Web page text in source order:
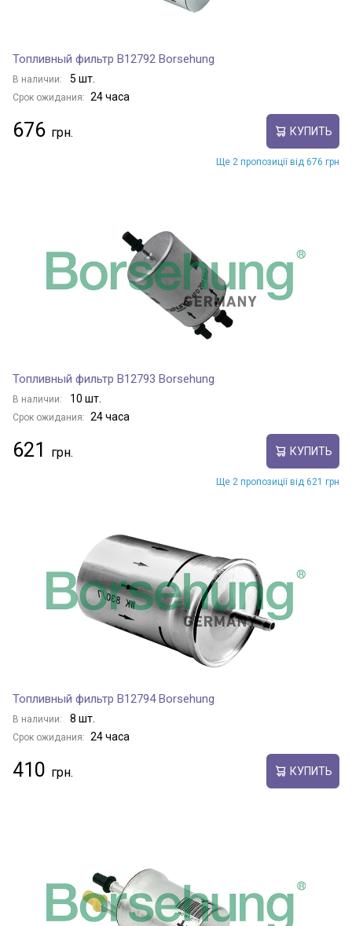
Топливный фильтр B12792 Borsehung
В наличии: 5 шт.
Срок ожидания: 24 часа
676 КУПИТЬ
Ще 2 пропозиції від 676 грн
Топливный фильтр B12793 Borsehung
В наличии: 10 шт.
Срок ожидания: 24 часа
621 КУПИТЬ
Ще 2 пропозиції від 621 грн
Топливный фильтр B12794 Borsehung
В наличии: 8 шт.
Срок ожидания: 24 часа
410 КУПИТЬ